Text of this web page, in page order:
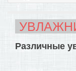
КОНТАКТЫ И
Различные